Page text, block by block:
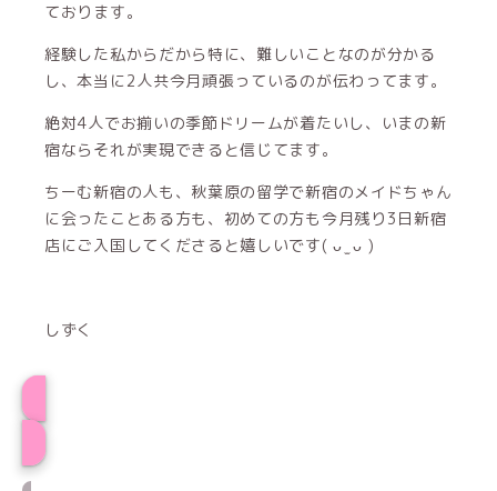
ております。
経験した私からだから特に、難しいことなのが分かる
し、本当に2人共今月頑張っているのが伝わってます。
絶対4人でお揃いの季節ドリームが着たいし、いまの新
宿ならそれが実現できると信じてます。
ちーむ新宿の人も、秋葉原の留学で新宿のメイドちゃん
に会ったことある方も、初めての方も今月残り3日新宿
店にご入国してくださると嬉しいです( ᴗ ̫ ᴗ )
しずく